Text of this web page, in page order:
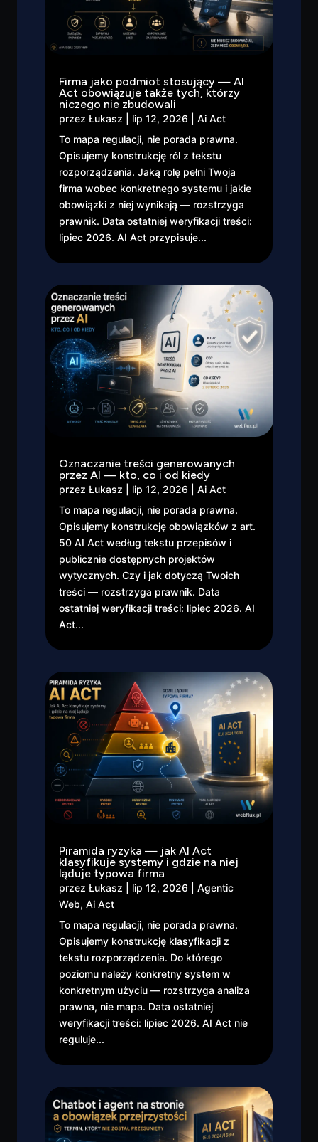
Firma jako podmiot stosujący — AI
Act obowiązuje także tych, którzy
niczego nie zbudowali
przez Łukasz lip 12, 2026
Ai Act
To mapa regulacji, nie porada prawna.
Opisujemy konstrukcję ról z tekstu
rozporządzenia. Jaką rolę pełni Twoja
firma wobec konkretnego systemu i jakie
obowiązki z niej wynikają — rozstrzyga
prawnik. Data ostatniej weryfikacji treści:
lipiec 2026. AI Act przypisuje...
Oznaczanie treści generowanych
przez AI — kto, co i od kiedy
przez Łukasz lip 12, 2026
Ai Act
To mapa regulacji, nie porada prawna.
Opisujemy konstrukcję obowiązków z art.
50 AI Act według tekstu przepisów i
publicznie dostępnych projektów
wytycznych. Czy i jak dotyczą Twoich
treści — rozstrzyga prawnik. Data
ostatniej weryfikacji treści: lipiec 2026. AI
Act...
Piramida ryzyka — jak AI Act
klasyfikuje systemy i gdzie na niej
ląduje typowa firma
przez Łukasz lip 12, 2026
Agentic
Web, Ai Act
To mapa regulacji, nie porada prawna.
Opisujemy konstrukcję klasyfikacji z
tekstu rozporządzenia. Do którego
poziomu należy konkretny system w
konkretnym użyciu — rozstrzyga analiza
prawna, nie mapa. Data ostatniej
weryfikacji treści: lipiec 2026. AI Act nie
reguluje...